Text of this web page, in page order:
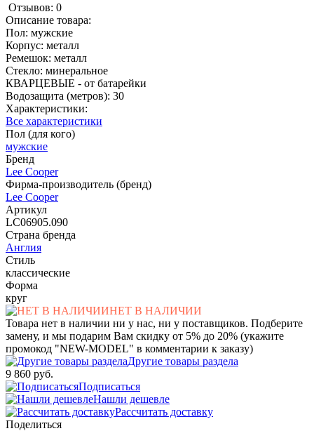
Отзывов: 0
Описание товара:
Пол: мужские
Корпус: металл
Ремешок: металл
Стекло: минеральное
КВАРЦЕВЫЕ - от батарейки
Водозащита (метров): 30
Характеристики:
Все характеристики
Пол (для кого)
мужские
Бренд
Lee Cooper
Фирма-производитель (бренд)
Lee Cooper
Артикул
LC06905.090
Страна бренда
Англия
Стиль
классические
Форма
круг
НЕТ В НАЛИЧИИ
Товара нет в наличии ни у нас, ни у поставщиков. Подберите
замену, и мы подарим Вам скидку от 5% до 20% (укажите
промокод "NEW-MODEL" в комментарии к заказу)
Другие товары раздела
9 860 руб.
Подписаться
Нашли дешевле
Рассчитать доставку
Поделиться